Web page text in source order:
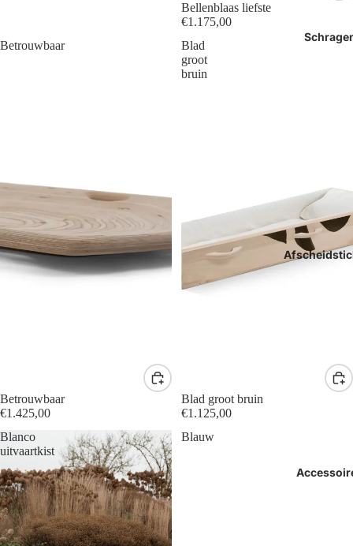
Bellenblaas liefste
€1.175,00
Betrouwbaar
Betrouwbaar
€1.425,00
Blad
groot
bruin
Blad groot bruin
€1.125,00
Blanco
uitvaartkist
Blauw